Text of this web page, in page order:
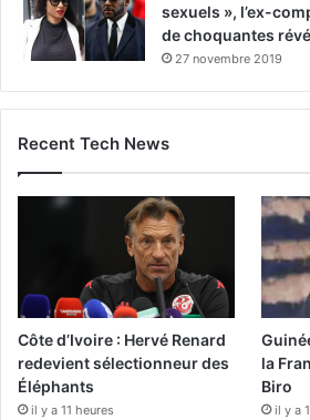
sexuels », l’ex-
de choquantes
27 novembre 2019
Recent Tech News
Côte d’Ivoire : Hervé Renard
redevient sélectionneur des
Éléphants
il y a 11 heures
la
Biro
il y a